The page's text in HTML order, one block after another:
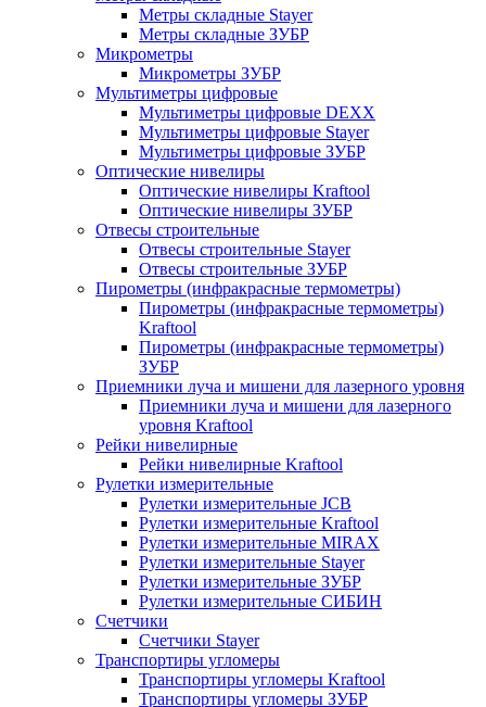
Метры складные Stayer
Метры складные ЗУБР
Микрометры
Микрометры ЗУБР
Мультиметры цифровые
Мультиметры цифровые DEXX
Мультиметры цифровые Stayer
Мультиметры цифровые ЗУБР
Оптические нивелиры
Оптические нивелиры Kraftool
Оптические нивелиры ЗУБР
Отвесы строительные
Отвесы строительные Stayer
Отвесы строительные ЗУБР
Пирометры (инфракрасные термометры)
Пирометры (инфракрасные термометры)
Kraftool
Пирометры (инфракрасные термометры)
ЗУБР
Приемники луча и мишени для лазерного уровня
Приемники луча и мишени для лазерного
уровня Kraftool
Рейки нивелирные
Рейки нивелирные Kraftool
Рулетки измерительные
Рулетки измерительные JCB
Рулетки измерительные Kraftool
Рулетки измерительные MIRAX
Рулетки измерительные Stayer
Рулетки измерительные ЗУБР
Рулетки измерительные СИБИН
Счетчики
Счетчики Stayer
Транспортиры угломеры
Транспортиры угломеры Kraftool
Транспортиры угломеры ЗУБР